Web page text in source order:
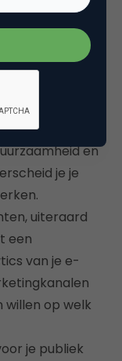
prijs,
met deze
wat kan je wel
met
en
je je
uiteraard
een
van je e-
op welk
je publiek